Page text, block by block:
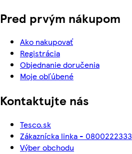
Pred prvým nákupom
Ako nakupovať
Registrácia
Objednanie doručenia
Moje obľúbené
Kontaktujte nás
Tesco.sk
Zákaznícka linka - 0800222333
Výber obchodu